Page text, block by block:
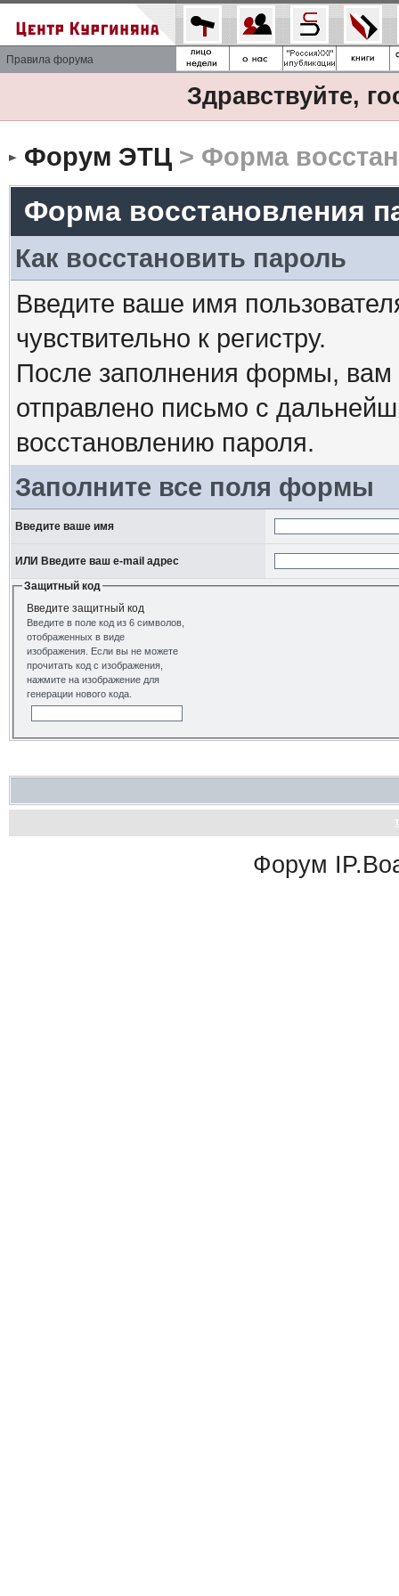
Правила форума
Здравствуйте,
Форум ЭТЦ> Форма
Форма восстановления
Как восстановить пароль
Введите ваше имя
чувствительно к регистру.
После заполнения формы, вам
отправлено письмо с
восстановлению пароля.
Заполните все поля формы
Введите ваше имя
ИЛИ Введите ваш e-mail адрес
Защитный код
Введите защитный код
Введите в поле код из 6 символов,
отображенных в виде
изображения. Если вы не можете
прочитать код с изображения,
нажмите на изображение для
генерации нового кода.
Форум